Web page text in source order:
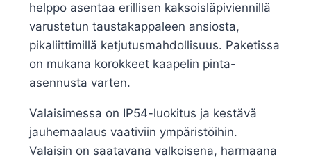
helppo asentaa erillisen kaksoisläpiviennillä
varustetun taustakappaleen ansiosta,
pikaliittimillä ketjutusmahdollisuus. Paketissa
on mukana korokkeet kaapelin pinta-
asennusta varten.
Valaisimessa on IP54-luokitus ja kestävä
jauhemaalaus vaativiin ympäristöihin.
Valaisin on saatavana valkoisena, harmaana